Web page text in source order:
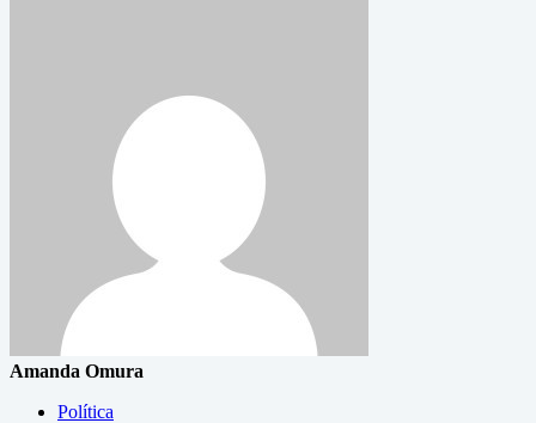
Amanda Omura
Política